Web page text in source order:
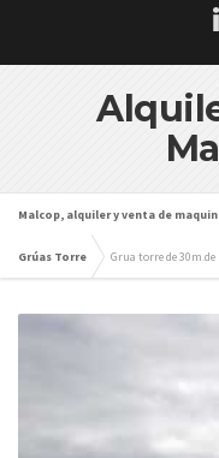
Malcop, alquiler y venta de
Grúas Torre Grua torre de